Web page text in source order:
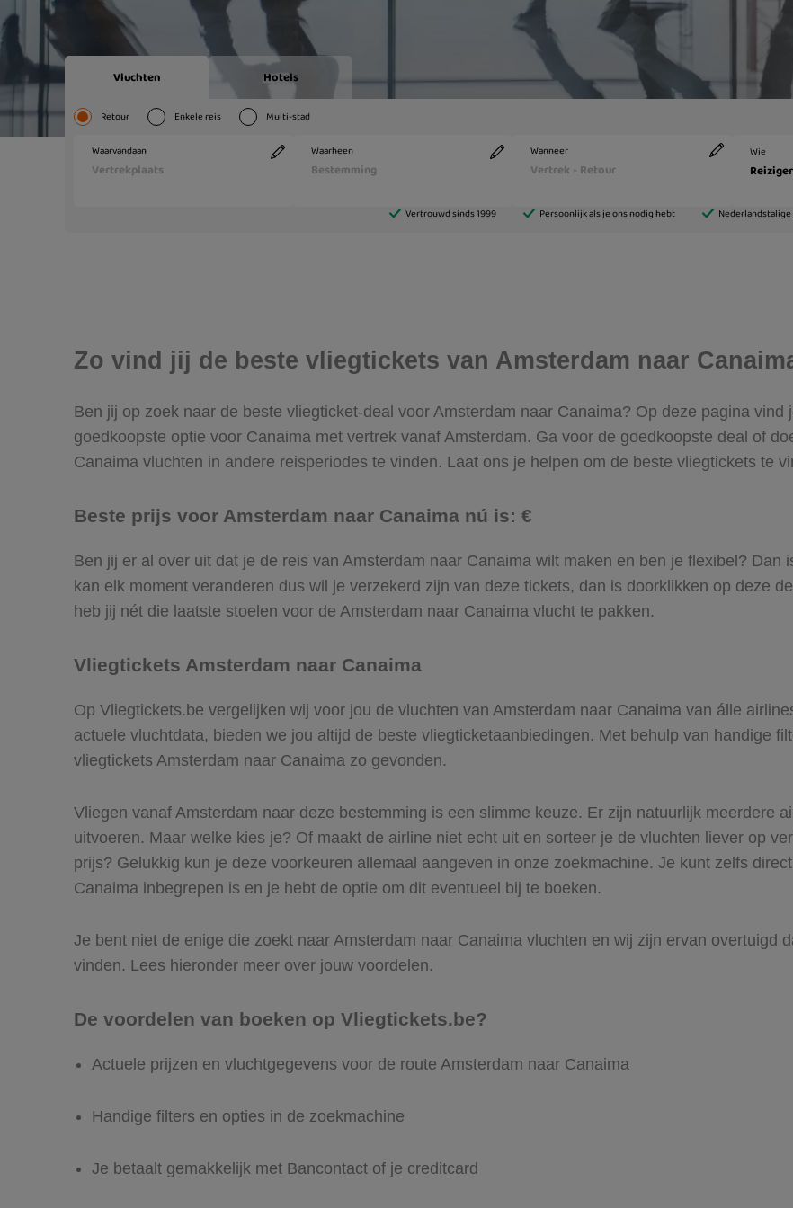
Zo vind jij de beste vliegtickets van Amsterdam naar
Ben jij op zoek naar de beste vliegticket-deal voor Amsterdam naar Canaima? Op deze pagina vind
goedkoopste optie voor Canaima met vertrek vanaf Amsterdam. Ga voor de goedkoopste deal of
Canaima vluchten in andere reisperiodes te vinden. Laat ons je helpen om de beste vliegtickets te
Beste prijs voor Amsterdam naar Canaima nú is: €
Ben jij er al over uit dat je de reis van Amsterdam naar Canaima wilt maken en ben je flexibel? Dan
kan elk moment veranderen dus wil je verzekerd zijn van deze tickets, dan is doorklikken op deze
heb jij nét die laatste stoelen voor de Amsterdam naar Canaima vlucht te pakken.
Vliegtickets Amsterdam naar Canaima
Op Vliegtickets.be vergelijken wij voor jou de vluchten van Amsterdam naar Canaima van álle
actuele vluchtdata, bieden we jou altijd de beste vliegticketaanbiedingen. Met behulp van handige
vliegtickets Amsterdam naar Canaima zo gevonden.
Vliegen vanaf Amsterdam naar deze bestemming is een slimme keuze. Er zijn natuurlijk meerdere
uitvoeren. Maar welke kies je? Of maakt de airline niet echt uit en sorteer je de vluchten liever op
prijs? Gelukkig kun je deze voorkeuren allemaal aangeven in onze zoekmachine. Je kunt zelfs
Canaima inbegrepen is en je hebt de optie om dit eventueel bij te boeken.
Je bent niet de enige die zoekt naar Amsterdam naar Canaima vluchten en wij zijn ervan overtuigd
vinden. Lees hieronder meer over jouw voordelen.
De voordelen van boeken op Vliegtickets.be?
Actuele prijzen en vluchtgegevens voor de route Amsterdam naar Canaima
Handige filters en opties in de zoekmachine
Je betaalt gemakkelijk met Bancontact of je creditcard